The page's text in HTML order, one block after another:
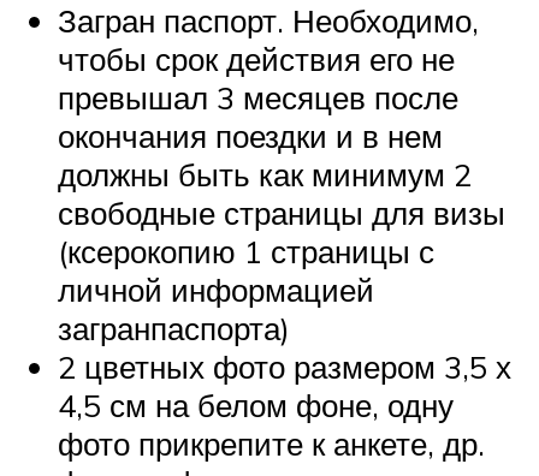
Загран паспорт. Необходимо,
чтобы срок действия его не
превышал 3 месяцев после
окончания поездки и в нем
должны быть как минимум 2
свободные страницы для визы
(ксерокопию 1 страницы с
личной информацией
загранпаспорта)
2 цветных фото размером 3,5 х
4,5 см на белом фоне, одну
фото прикрепите к анкете, др.